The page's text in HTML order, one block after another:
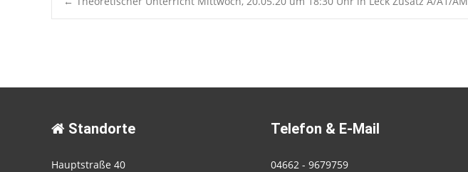
Post
Standorte
Hauptstraße 40
Telefon & E-Mail
04662 - 9679759